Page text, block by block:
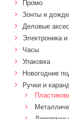
Промо
Зонты и
Деловые
Электроника
Часы
Упаковка
Новогодние
Ручки и